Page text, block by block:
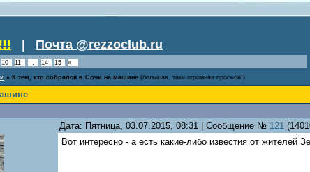
Почта @rezzoclub.ru
10 11 … 14 15 »
» К тем, кто собрался в Сочи на машине (большая, таки огромная просьба!)
Дата: Пятница, 03.07.2015, 08:31 | Сообщение № 121
Вот интересно - а есть какие-либо известия от жителей